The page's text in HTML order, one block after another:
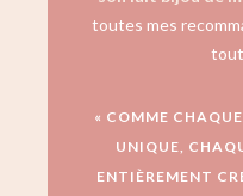
toutes mes
« COMME
UNIQUE,
ENTIÈREMENT